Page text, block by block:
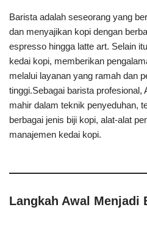
Barista adalah seseorang yang
dan menyajikan kopi dengan
espresso hingga latte art. Selain
kedai kopi, memberikan
melalui layanan yang ramah dan
tinggi.Sebagai barista profesional,
mahir dalam teknik penyeduhan,
berbagai jenis biji kopi, alat-alat
manajemen kedai kopi.
Langkah Awal Menjadi